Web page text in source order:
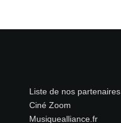
Liste de nos partenaires
Ciné Zoom
Musiquealliance.fr